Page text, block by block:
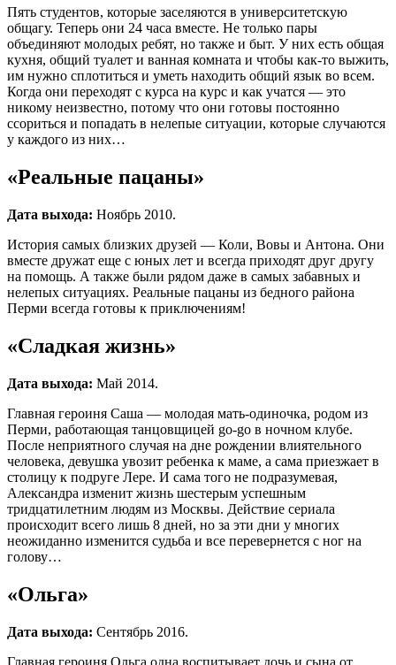
Пять студентов, которые заселяются в университетскую
общагу. Теперь они 24 часа вместе. Не только пары
объединяют молодых ребят, но также и быт. У них есть общая
кухня, общий туалет и ванная комната и чтобы как-то выжить,
им нужно сплотиться и уметь находить общий язык во всем.
Когда они переходят с курса на курс и как учатся — это
никому неизвестно, потому что они готовы постоянно
ссориться и попадать в нелепые ситуации, которые случаются
у каждого из них…
«Реальные пацаны»
Дата выхода: Ноябрь 2010.
История самых близких друзей — Коли, Вовы и Антона. Они
вместе дружат еще с юных лет и всегда приходят друг другу
на помощь. А также были рядом даже в самых забавных и
нелепых ситуациях. Реальные пацаны из бедного района
Перми всегда готовы к приключениям!
«Сладкая жизнь»
Дата выхода: Май 2014.
Главная героиня Саша — молодая мать-одиночка, родом из
Перми, работающая танцовщицей go-go в ночном клубе.
После неприятного случая на дне рождении влиятельного
человека, девушка увозит ребенка к маме, а сама приезжает в
столицу к подруге Лере. И сама того не подразумевая,
Александра изменит жизнь шестерым успешным
тридцатилетним людям из Москвы. Действие сериала
происходит всего лишь 8 дней, но за эти дни у многих
неожиданно изменится судьба и все перевернется с ног на
голову…
«Ольга»
Дата выхода: Сентябрь 2016.
Главная героиня Ольга одна воспитывает дочь и сына от